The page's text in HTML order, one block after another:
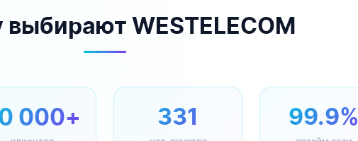
выбирают WESTELECOM
000+ 331 99.9%